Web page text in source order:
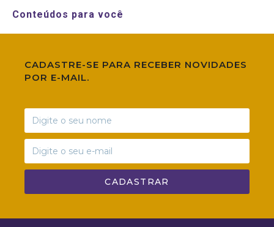
Conteúdos para você
CADASTRE-SE PARA RECEBER NOVIDADES
POR E-MAIL.
CADASTRAR